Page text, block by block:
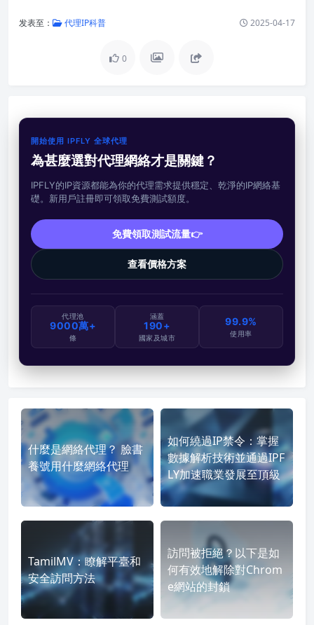
发表至： 代理IP科普 2025-04-17
0
開始使用 IPFLY 全球代理
為甚麼選對代理網絡才是關鍵？
IPFLY的IP資源都能為你的代理需求提供穩定、乾淨的IP網絡基
礎。新用戶註冊即可領取免費測試額度。
免費領取測試流量👉
查看價格方案
代理池
9000萬+
條
涵蓋
190+
國家及城市
99.9%
使用率
什麼是網絡代理？ 臉書
養號用什麼網絡代理
如何繞過IP禁令：掌握
數據解析技術並通過IPF
LY加速職業發展至頂級
TamilMV：瞭解平臺和
安全訪問方法
訪問被拒絕？以下是如
何有效地解除對Chrom
e網站的封鎖